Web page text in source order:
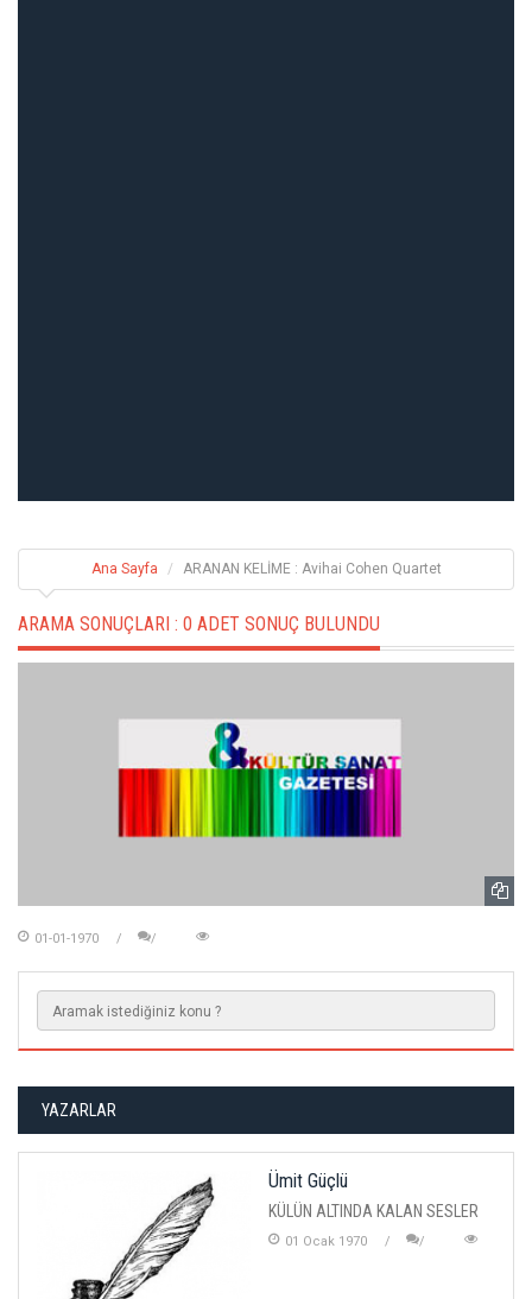
Ana Sayfa ARANAN KELİME : Avihai Cohen Quartet
ARAMA SONUÇLARI : 0 ADET SONUÇ BULUNDU
01-01-1970
YAZARLAR
Ümit Güçlü
KÜLÜN ALTINDA KALAN SESLER
01 Ocak 1970